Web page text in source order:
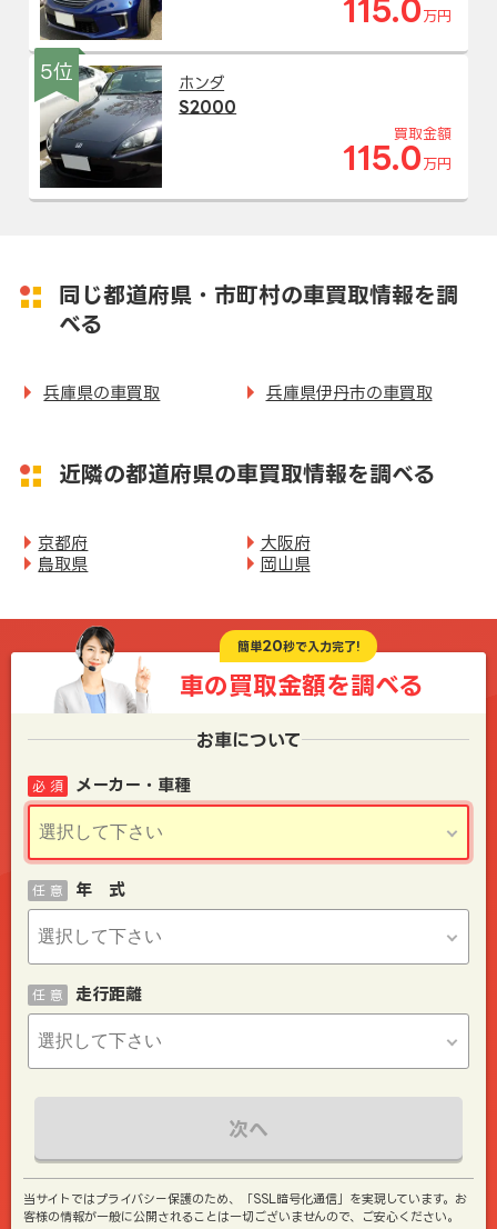
115.0 万円
5位
ホンダ
S2000
買取金額
115.0 万円
同じ都道府県・市町村の車買取情報を調
べる
兵庫県の車買取 兵庫県伊丹市の車買取
近隣の都道府県の車買取情報を調べる
京都府
大阪府
鳥取県
岡山県
簡単20秒で入力完了!
車の買取金額を調べる
お車について
メーカー・車種
必 須
年 式
任 意
走行距離
任 意
次へ
当サイトではプライバシー保護のため、「SSL暗号化通信」を実現しています。お
客様の情報が一般に公開されることは一切ございませんので、ご安心ください。